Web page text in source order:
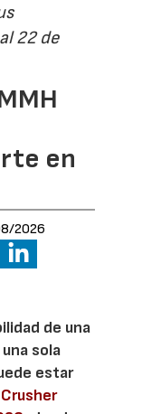
22 de
en
2026
de una
sola
estar